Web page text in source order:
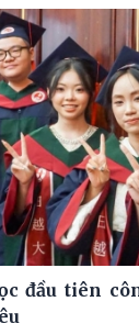
đầu tiên